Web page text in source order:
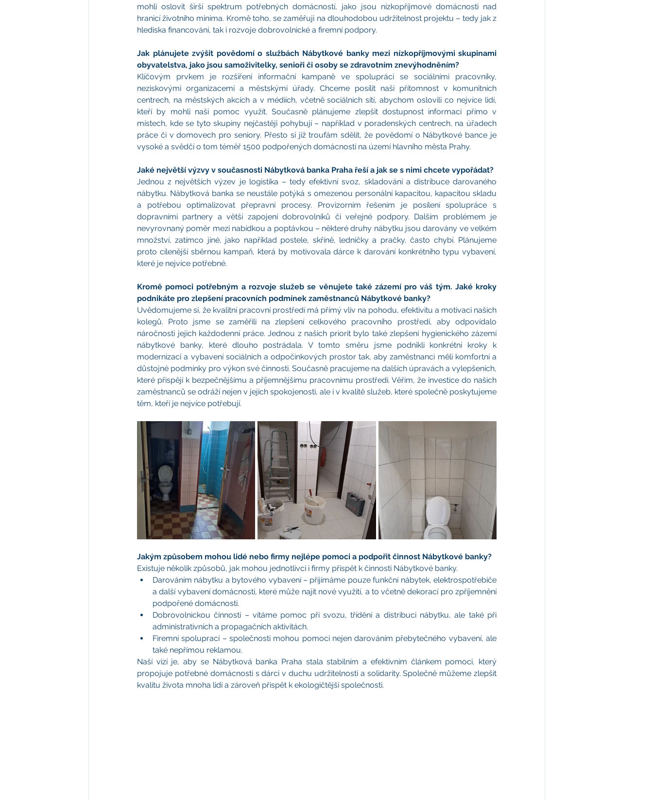
mohli oslovit širší spektrum potřebných domácností, jako jsou nízkopříjmové domácnosti nad
hranicí životního minima. Kromě toho, se zaměřuji na dlouhodobou udržitelnost projektu – tedy jak z
hlediska financování, tak i rozvoje dobrovolnické a firemní podpory.
Jak plánujete zvýšit povědomí o službách Nábytkové banky mezi nízkopříjmovými skupinami
obyvatelstva, jako jsou samoživitelky, senioři či osoby se zdravotním znevýhodněním?
Klíčovým prvkem je rozšíření informační kampaně ve spolupráci se sociálními pracovníky,
neziskovými organizacemi a městskými úřady. Chceme posílit naši přítomnost v komunitních
centrech, na městských akcích a v médiích, včetně sociálních sítí, abychom oslovili co nejvíce lidí,
kteří by mohli naši pomoc využít. Současně plánujeme zlepšit dostupnost informací přímo v
místech, kde se tyto skupiny nejčastěji pohybují – například v poradenských centrech, na úřadech
práce či v domovech pro seniory. Přesto si již troufám sdělit, že povědomí o Nábytkové bance je
vysoké a svědčí o tom téměř 1500 podpořených domácností na území hlavního města Prahy.
Jaké největší výzvy v současnosti Nábytková banka Praha řeší a jak se s nimi chcete vypořádat?
Jednou z největších výzev je logistika – tedy efektivní svoz, skladování a distribuce darovaného
nábytku. Nábytková banka se neustále potýká s omezenou personální kapacitou, kapacitou skladu
a potřebou optimalizovat přepravní procesy. Provizorním řešením je posílení spolupráce s
dopravními partnery a větší zapojení dobrovolníků či veřejné podpory. Dalším problémem je
nevyrovnaný poměr mezi nabídkou a poptávkou – některé druhy nábytku jsou darovány ve velkém
množství, zatímco jiné, jako například postele, skříně, ledničky a pračky, často chybí. Plánujeme
proto cílenější sběrnou kampaň, která by motivovala dárce k darování konkrétního typu vybavení,
které je nejvíce potřebné.
Kromě pomoci potřebným a rozvoje služeb se věnujete také zázemí pro váš tým. Jaké kroky
podnikáte pro zlepšení pracovních podmínek zaměstnanců Nábytkové banky?
Uvědomujeme si, že kvalitní pracovní prostředí má přímý vliv na pohodu, efektivitu a motivaci našich
kolegů. Proto jsme se zaměřili na zlepšení celkového pracovního prostředí, aby odpovídalo
náročnosti jejich každodenní práce. Jednou z našich priorit bylo také zlepšení hygienického zázemí
nábytkové banky, které dlouho postrádala. V tomto směru jsme podnikli konkrétní kroky k
modernizaci a vybavení sociálních a odpočinkových prostor tak, aby zaměstnanci měli komfortní a
důstojné podmínky pro výkon své činnosti. Současně pracujeme na dalších úpravách a vylepšeních,
které přispějí k bezpečnějšímu a příjemnějšímu pracovnímu prostředí. Věřím, že investice do našich
zaměstnanců se odráží nejen v jejich spokojenosti, ale i v kvalitě služeb, které společně poskytujeme
těm, kteří je nejvíce potřebují.
Jakým způsobem mohou lidé nebo firmy nejlépe pomoci a podpořit činnost Nábytkové banky?
Existuje několik způsobů, jak mohou jednotlivci i firmy přispět k činnosti Nábytkové banky.
Darováním nábytku a bytového vybavení – přijímáme pouze funkční nábytek, elektrospotřebiče
a další vybavení domácnosti, které může najít nové využití, a to včetně dekorací pro zpříjemnění
podpořené domácnosti.
Dobrovolnickou činností – vítáme pomoc při svozu, třídění a distribuci nábytku, ale také při
administrativních a propagačních aktivitách.
Firemní spoluprací – společnosti mohou pomoci nejen darováním přebytečného vybavení, ale
také nepřímou reklamou.
Naší vizí je, aby se Nábytková banka Praha stala stabilním a efektivním článkem pomoci, který
propojuje potřebné domácnosti s dárci v duchu udržitelnosti a solidarity. Společně můžeme zlepšit
kvalitu života mnoha lidí a zároveň přispět k ekologičtější společnosti.